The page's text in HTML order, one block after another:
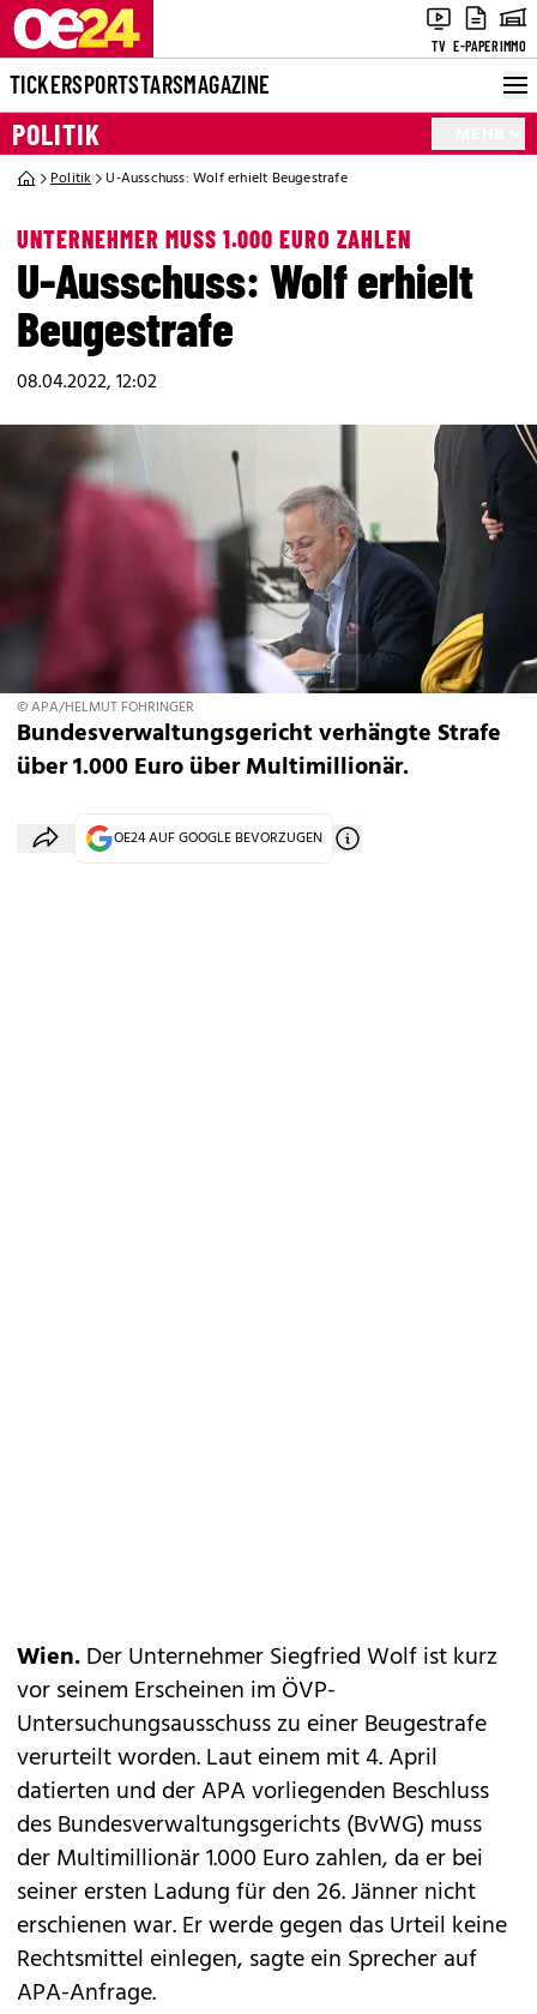
TV E-PAPERIMMO
TICKERSPORTSTARSMAGAZINE
POLITIK
Politik U-Ausschuss: Wolf erhielt Beugestrafe
UNTERNEHMER MUSS 1.000 EURO ZAHLEN
U-Ausschuss: Wolf erhielt
Beugestrafe
08.04.2022, 12:02
© APA/HELMUT FOHRINGER
Bundesverwaltungsgericht verhängte Strafe
über 1.000 Euro über Multimillionär.
OE24 AUF GOOGLE BEVORZUGEN
Wien.Der Unternehmer Siegfried Wolf ist kurz
vor seinem Erscheinen im ÖVP-
Untersuchungsausschuss zu einer Beugestrafe
verurteilt worden. Laut einem mit 4. April
datierten und der APA vorliegenden Beschluss
des Bundesverwaltungsgerichts (BvWG) muss
der Multimillionär 1.000 Euro zahlen, da er bei
seiner ersten Ladung für den 26. Jänner nicht
erschienen war. Er werde gegen das Urteil keine
Rechtsmittel einlegen, sagte ein Sprecher auf
APA-Anfrage.